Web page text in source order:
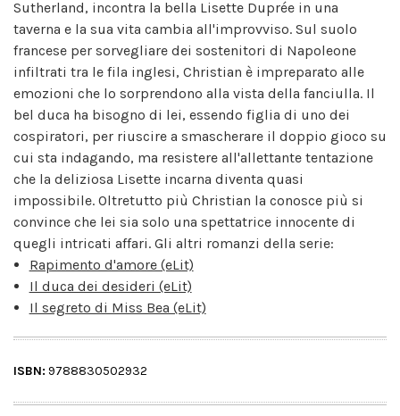
Sutherland, incontra la bella Lisette Duprée in una
taverna e la sua vita cambia all'improvviso. Sul suolo
francese per sorvegliare dei sostenitori di Napoleone
infiltrati tra le fila inglesi, Christian è impreparato alle
emozioni che lo sorprendono alla vista della fanciulla. Il
bel duca ha bisogno di lei, essendo figlia di uno dei
cospiratori, per riuscire a smascherare il doppio gioco su
cui sta indagando, ma resistere all'allettante tentazione
che la deliziosa Lisette incarna diventa quasi
impossibile. Oltretutto più Christian la conosce più si
convince che lei sia solo una spettatrice innocente di
quegli intricati affari. Gli altri romanzi della serie:
Rapimento d'amore (eLit)
Il duca dei desideri (eLit)
Il segreto di Miss Bea (eLit)
ISBN: 9788830502932